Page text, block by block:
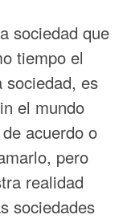
sociedad que
tiempo el
sociedad, es
el mundo
acuerdo o
pero
realidad
sociedades